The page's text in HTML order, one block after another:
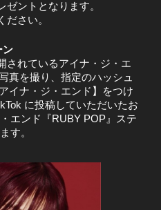
ントとなります。
ださい。
ン
されているアイナ・ジ・エ
真を撮り、指定のハッシュ
イナ・ジ・エンド】をつけ
に投稿していただいたお
エンド『RUBY POP』ステ
す。